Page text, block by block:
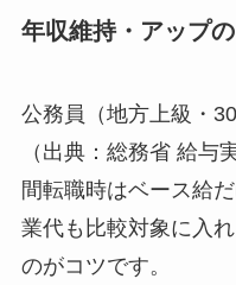
年収維持・アップ
公務員（地方上級・
（出典：総務省 給与
間転職時はベース給
業代も比較対象に入
のがコツです。